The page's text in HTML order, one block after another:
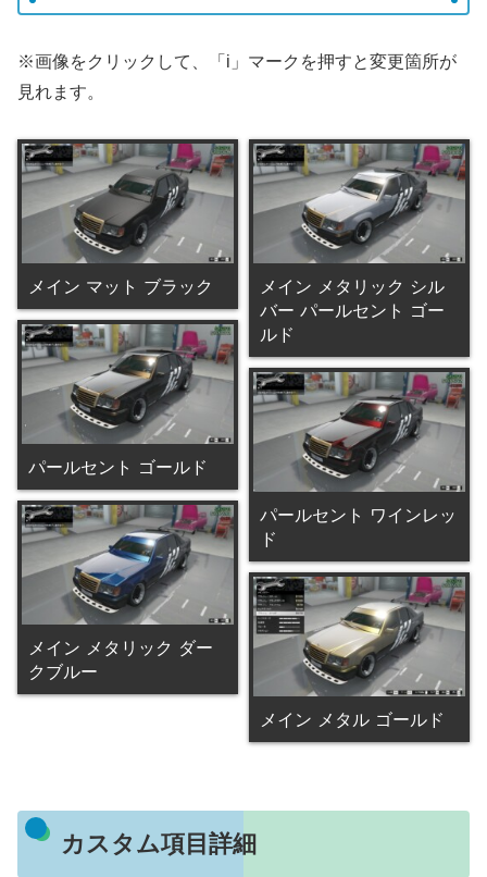
※画像をクリックして、「i」マークを押すと変更箇所が
見れます。
メイン マット ブラック
メイン メタリック シル
バー パールセント ゴー
ルド
パールセント ゴールド
パールセント ワインレッ
ド
メイン メタリック ダー
クブルー
メイン メタル ゴールド
カスタム項目詳細